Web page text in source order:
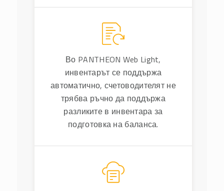
Во PANTHEON Web Light,
инвентарът се поддържа
автоматично, счетоводителят не
трябва ръчно да поддържа
разликите в инвентара за
подготовка на баланса.